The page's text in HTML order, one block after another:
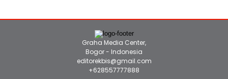
Graha Media Center,
Bogor - Indonesia
editorekbis@gmail.com
+628557777888